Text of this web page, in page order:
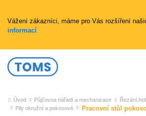
Vážení zákazníci, máme pro Vás rozšíření
informací
Úvod Půjčovna nářadí a mechanizace
Pily okružní a pokosové
Pracovní stůl